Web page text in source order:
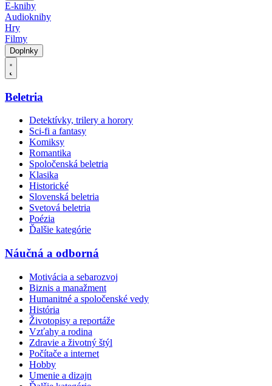
E-knihy
Audioknihy
Hry
Filmy
Doplnky
Beletria
Detektívky, trilery a horory
Sci-fi a fantasy
Komiksy
Romantika
Spoločenská beletria
Klasika
Historické
Slovenská beletria
Svetová beletria
Poézia
Ďalšie kategórie
Náučná a odborná
Motivácia a sebarozvoj
Biznis a manažment
Humanitné a spoločenské vedy
História
Životopisy a reportáže
Vzťahy a rodina
Zdravie a životný štýl
Počítače a internet
Hobby
Umenie a dizajn